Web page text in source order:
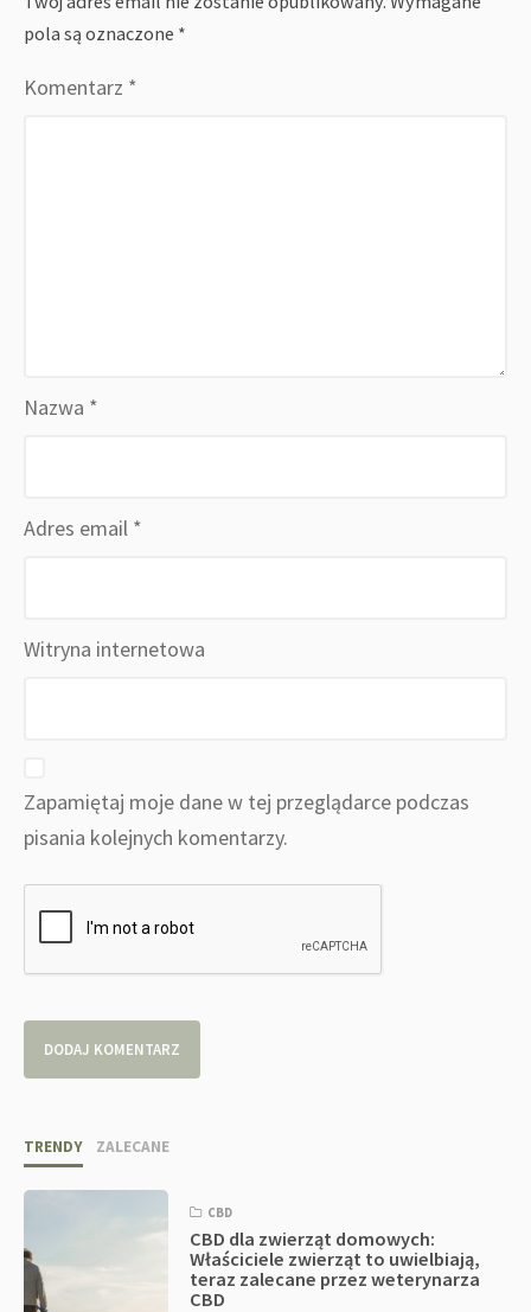
pola są oznaczone *
Komentarz *
Nazwa *
Adres email *
Witryna internetowa
Zapamiętaj moje dane w tej przeglądarce podczas
pisania kolejnych komentarzy.
TRENDY ZALECANE
CBD
CBD dla zwierząt domowych:
Właściciele zwierząt to uwielbiają,
teraz zalecane przez weterynarza
CBD